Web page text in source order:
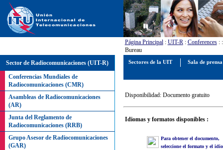
Página Principal: UIT-R: Conferences:
Bureau
Sector de Radiocomunicaciones (UIT-R)
Conferencias Mundiales de
Radiocomunicaciones (CMR)
Asambleas de Radiocomunicaciones
(AR)
Junta del Reglamento de
Radiocomunicaciones (RRB)
Grupo Asesor de Radiocomunicaciones
(GAR)
Disponibilidad: Documento gratuito
Idiomas y formatos disponibles :
Para obtener el documento,
seleccione el formato y el
Sectores de la UIT Sala de